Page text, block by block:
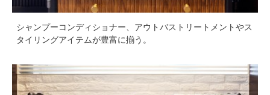
シャンプーコンディショナー、アウトバストリートメントやス
タイリングアイテムが豊富に揃う。